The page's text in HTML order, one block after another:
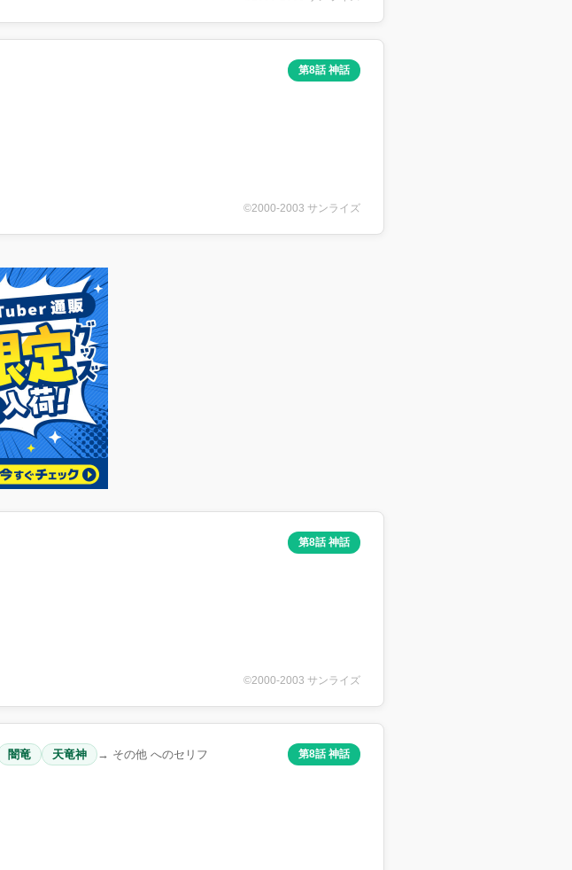
第8話 神話
©2000-2003 サンライズ
第8話 神話
©2000-2003 サンライズ
闇竜 天竜神 → その他 へのセリフ 第8話 神話